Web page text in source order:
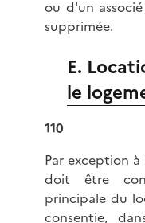
ou d'un
supprimée.
E.
le
110
Par exception
doit être
principale du
consentie,